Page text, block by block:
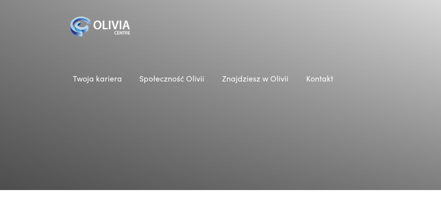
Twoja kariera Społeczność Olivii Znajdziesz w Olivii Kontakt